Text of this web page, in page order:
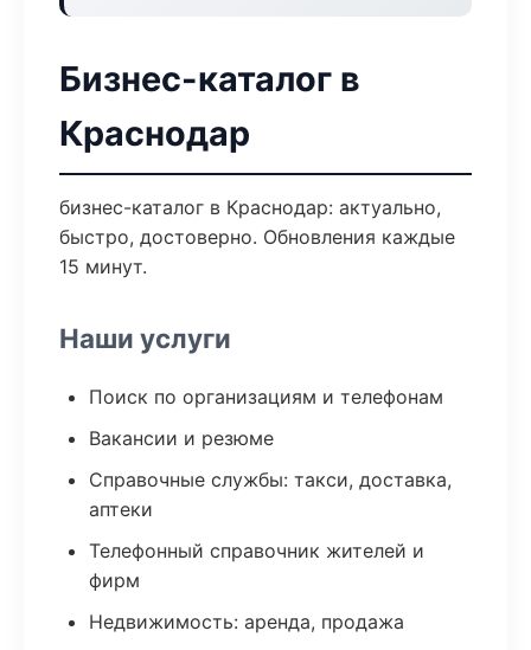
Бизнес-каталог в
Краснодар
бизнес-каталог в Краснодар: актуально,
быстро, достоверно. Обновления каждые
15 минут.
Наши услуги
Поиск по организациям и телефонам
Вакансии и резюме
Справочные службы: такси, доставка,
аптеки
Телефонный справочник жителей и
фирм
Недвижимость: аренда, продажа